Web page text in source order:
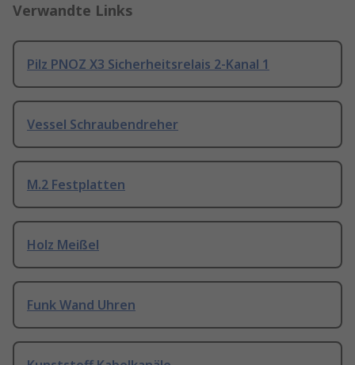
Verwandte Links
Pilz PNOZ X3 Sicherheitsrelais 2-Kanal 1
Vessel Schraubendreher
M.2 Festplatten
Holz Meißel
Funk Wand Uhren